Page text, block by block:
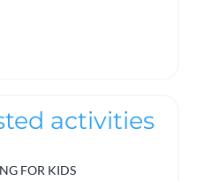
activities
FOR KIDS